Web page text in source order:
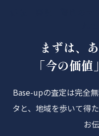
まずは、
「今の価
Base-upの査定は完全
タと、地域を歩いて得
お